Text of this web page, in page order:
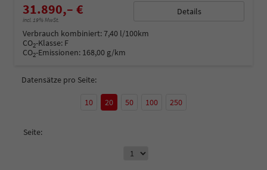
31.890,– €
incl. 19% MwSt.
Details
Verbrauch kombiniert:7,40 l/100km
CO2-Klasse: F
CO2-Emissionen: 168,00 g/km
Datensätze pro Seite:
10 20 50 100 250
Seite: